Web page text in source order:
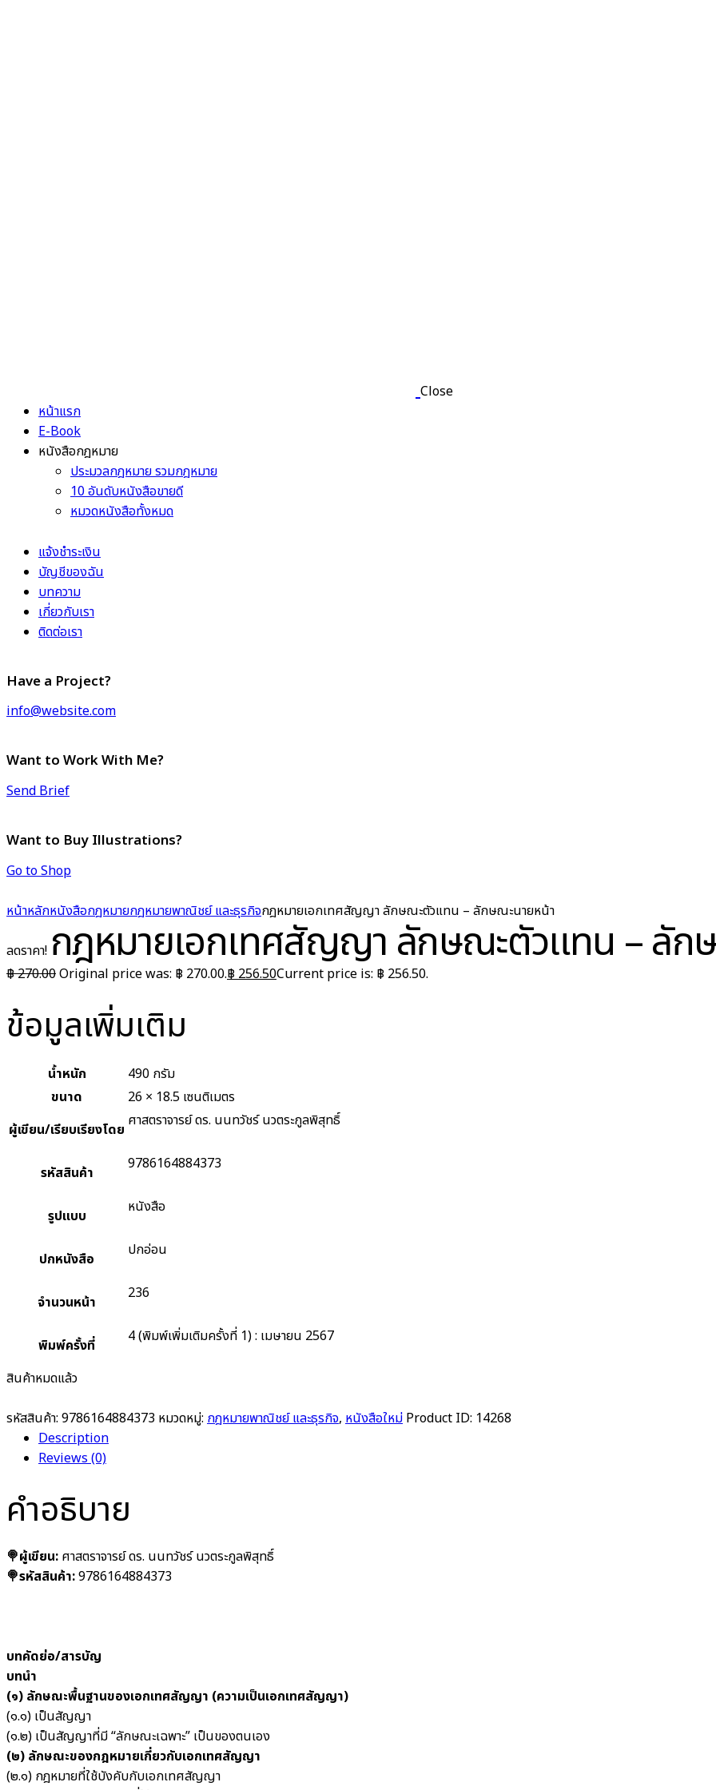
Close
หน้าแรก
E-Book
หนังสือกฎหมาย
ประมวลกฎหมาย รวมกฎหมาย
10 อันดับหนังสือขายดี
หมวดหนังสือทั้งหมด
แจ้งชำระเงิน
บัญชีของฉัน
บทความ
เกี่ยวกับเรา
ติดต่อเรา
Have a Project?
info@website.com
Want to Work With Me?
Send Brief
Want to Buy Illustrations?
Go to Shop
หน้าหลักหนังสือกฎหมายกฎหมายพาณิชย์ และธุรกิจกฎหมายเอกเทศสัญญา ลักษณะตัวแทน – ลักษณะนายหน้า
ลดราคา! กฎหมายเอกเทศสัญญา ลักษณะตัวแทน – ลัก
฿270.00Original price was: ฿ 270.00.฿ 256.50Current price is: ฿ 256.50.
ข้อมูลเพิ่มเติม
น้ำหนัก
490 กรัม
ขนาด
26 × 18.5 เซนติเมตร
ผู้เขียน/เรียบเรียงโดย ศาสตราจารย์ ดร. นนทวัชร์ นวตระกูลพิสุทธิ์
รหัสสินค้า 9786164884373
รูปแบบ หนังสือ
ปกหนังสือ ปกอ่อน
จำนวนหน้า 236
พิมพ์ครั้งที่ 4 (พิมพ์เพิ่มเติมครั้งที่ 1) : เมษายน 2567
สินค้าหมดแล้ว
รหัสสินค้า: 9786164884373 หมวดหมู่: กฎหมายพาณิชย์ และธุรกิจ, หนังสือใหม่ Product ID: 14268
Description
Reviews (0)
คำอธิบาย
🍭ผู้เขียน: ศาสตราจารย์ ดร. นนทวัชร์ นวตระกูลพิสุทธิ์
🍭รหัสสินค้า:9786164884373
บทคัดย่อ/สารบัญ
บทนำ
(๑) ลักษณะพื้นฐานของเอกเทศสัญญา (ความเป็นเอกเทศสัญญา)
(๑.๑) เป็นสัญญา
(๑.๒) เป็นสัญญาที่มี “ลักษณะเฉพาะ” เป็นของตนเอง
(๒) ลักษณะของกฎหมายเกี่ยวกับเอกเทศสัญญา
(๒.๑) กฎหมายที่ใช้บังคับกับเอกเทศสัญญา